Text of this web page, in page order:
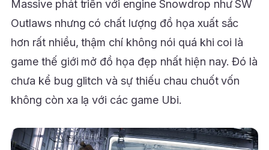
Massive phát triển với engine Snowdrop như SW
Outlaws nhưng có chất lượng đồ họa xuất sắc
hơn rất nhiều, thậm chí không nói quá khi coi là
game thế giới mở đồ họa đẹp nhất hiện nay. Đó là
chưa kể bug glitch và sự thiếu chau chuốt vốn
không còn xa lạ với các game Ubi.